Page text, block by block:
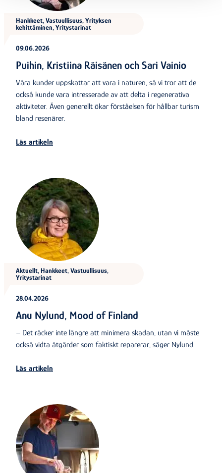
Hankkeet, Vastuullisuus, Yrityksen
kehittäminen, Yritystarinat
09.06.2026
Puihin, Kristiina Räisänen och Sari Vainio
Våra kunder uppskattar att vara i naturen, så vi tror att de
också kunde vara intresserade av att delta i regenerativa
aktiviteter. Även generellt ökar förståelsen för hållbar turism
bland resenärer.
Läs artikeln
Aktuellt, Hankkeet, Vastuullisuus,
Yritystarinat
28.04.2026
Anu Nylund, Mood of Finland
– Det räcker inte längre att minimera skadan, utan vi måste
också vidta åtgärder som faktiskt reparerar, säger Nylund.
Läs artikeln